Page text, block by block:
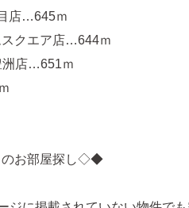
店…645ｍ
スクエア店…644ｍ
洲店…651ｍ
お部屋探し◇◆